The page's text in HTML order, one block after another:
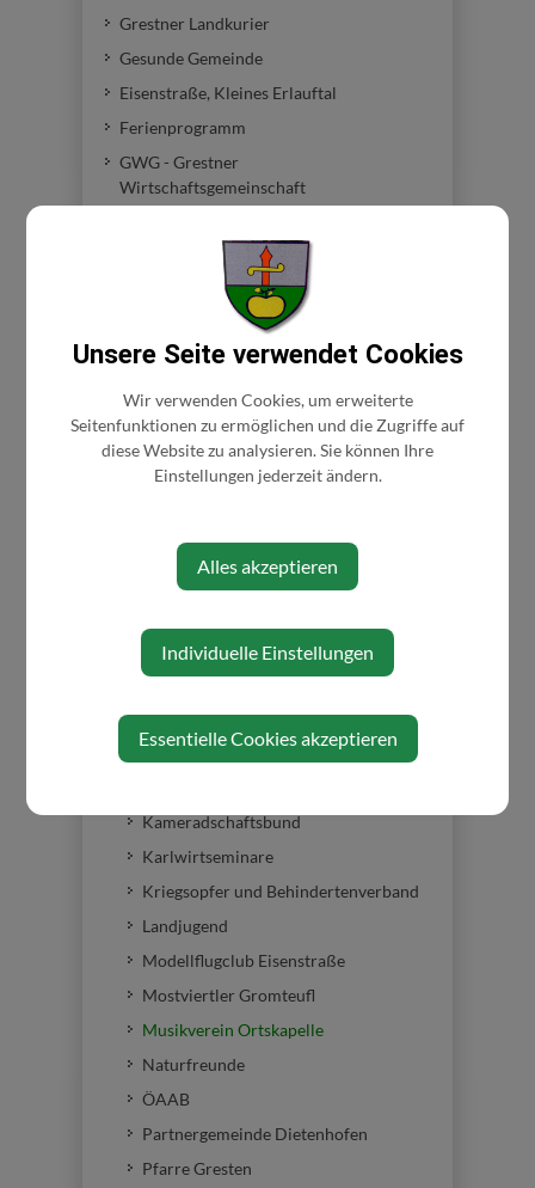
Grestner Landkurier
Gesunde Gemeinde
Eisenstraße, Kleines Erlauftal
Ferienprogramm
GWG - Grestner
Wirtschaftsgemeinschaft
Arbeitsgemeinschaft für
Familienforschung
Bauernbund
Blasorchester
Erlauftaler Hodalumpn
Ferienspiel 2020
Ferienspiel 2021
Gemeinde
Gesunde Gemeinde
Wirtschaftsgemeinschaft
Heimatverein
Hegering
Imkerverein
Kameradschaftsbund
Karlwirtseminare
Kriegsopfer und Behindertenverband
Landjugend
Modellflugclub Eisenstraße
Mostviertler Gromteufl
Musikverein Ortskapelle
Naturfreunde
ÖAAB
Partnergemeinde Dietenhofen
Pfarre Gresten
Unsere Seite verwendet Cookies
Wir verwenden Cookies, um erweiterte
Seitenfunktionen zu ermöglichen und die Zugriffe auf
diese Website zu analysieren. Sie können Ihre
Einstellungen jederzeit ändern.
Alles akzeptieren
Individuelle Einstellungen
Essentielle Cookies akzeptieren